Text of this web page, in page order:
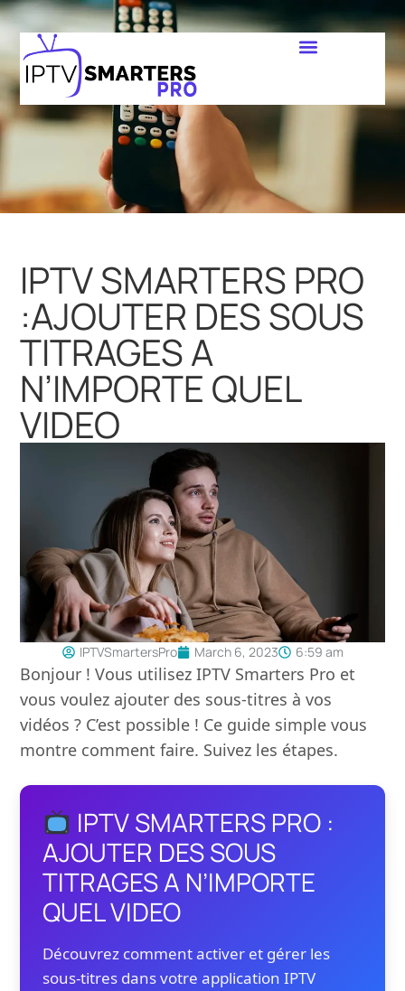
IPTV SMARTERS PRO
:AJOUTER DES SOUS
TITRAGES A
N’IMPORTE QUEL
VIDEO
IPTVSmartersPro March 6, 2023 6:59 am
Bonjour ! Vous utilisez IPTV Smarters Pro et
vous voulez ajouter des sous-titres à vos
vidéos ? C’est possible ! Ce guide simple vous
montre comment faire. Suivez les étapes.
IPTV SMARTERS PRO :
AJOUTER DES SOUS
TITRAGES A N’IMPORTE
QUEL VIDEO
Découvrez comment activer et gérer les
sous-titres dans votre application IPTV